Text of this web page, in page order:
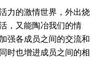
的激情世界，外出烧
，又能陶冶我们的情
强各成员之间的交流和
时也增进成员之间的相